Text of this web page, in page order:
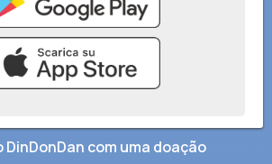
–Política de privacidade–Adicionar ao seu site
DinDonDan com uma doação